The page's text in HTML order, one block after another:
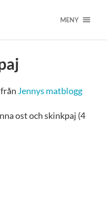
MENY
Jennys matblogg
ost och skinkpaj (4